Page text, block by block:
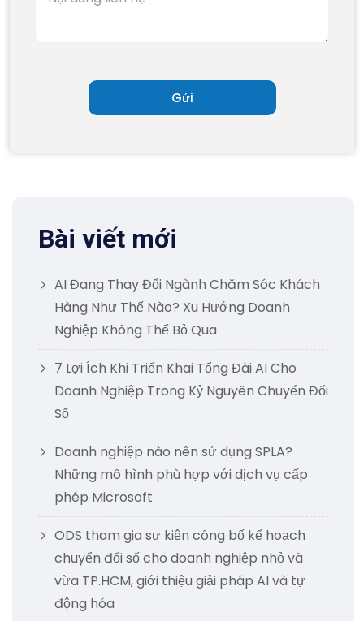
Bài viết mới
AI Đang Thay Đổi Ngành Chăm Sóc Khách
Hàng Như Thế Nào? Xu Hướng Doanh
Nghiệp Không Thể Bỏ Qua
7 Lợi Ích Khi Triển Khai Tổng Đài AI Cho
Doanh Nghiệp Trong Kỷ Nguyên Chuyển Đổi
Số
Doanh nghiệp nào nên sử dụng SPLA?
Những mô hình phù hợp với dịch vụ cấp
phép Microsoft
ODS tham gia sự kiện công bố kế hoạch
chuyển đổi số cho doanh nghiệp nhỏ và
vừa TP.HCM, giới thiệu giải pháp AI và tự
động hóa